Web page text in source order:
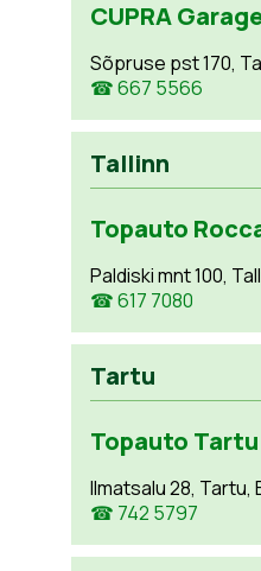
CUPRA
Sõpruse pst 170,
☎ 667 5566
Tallinn
Topauto
Paldiski mnt 100,
☎ 617 7080
Tartu
Topauto Tartu
Ilmatsalu 28, Tartu,
☎ 742 5797